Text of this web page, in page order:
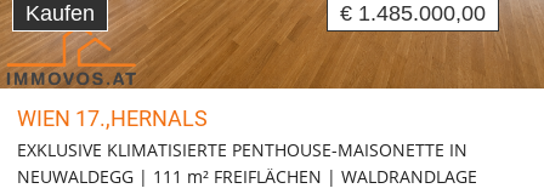
Kaufen € 1.485.000,00
WIEN 17.,HERNALS
EXKLUSIVE KLIMATISIERTE PENTHOUSE-MAISONETTE IN
NEUWALDEGG | 111 m² FREIFLÄCHEN | WALDRANDLAGE